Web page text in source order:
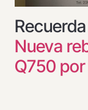
Nueva
Q750